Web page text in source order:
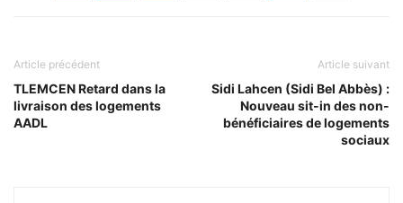
Article précédent
TLEMCEN Retard dans la
livraison des logements
AADL
Article suivant
Sidi Lahcen (Sidi Bel Abbès) :
Nouveau sit-in des non-
bénéficiaires de logements
sociaux